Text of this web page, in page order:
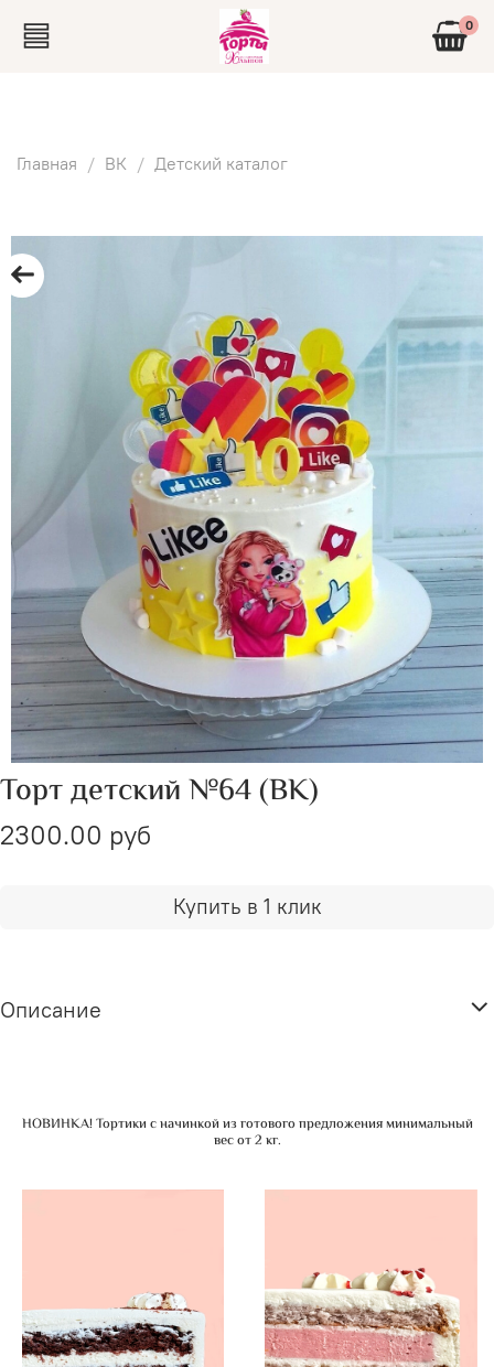
0
Главная ВК Детский каталог
Торт детский №64 (ВК)
2300.00 руб
Купить в 1 клик
Описание
НОВИНКА! Тортики с начинкой из готового предложения минимальный
вес от 2 кг.